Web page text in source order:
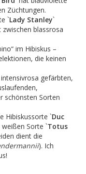
Züchtungen.
`Lady Stanley`
blassrosa
im Hibiskus –
die keinen
gefärbten,
schönsten Sorten
Hibiskussorte `Duc
Sorte `Totus
dient die
). Ich